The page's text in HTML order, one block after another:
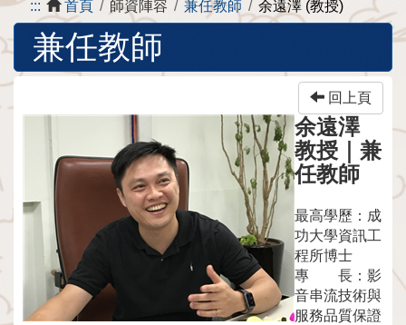
::: 首頁 師資陣容 兼任教師 余遠澤 (教授)
兼任教師
回上頁
余遠澤
教授
兼
任教師
最高學歷： 成
功大學資訊工
程所博士
專 長： 影
音串流技術與
服務品質保證